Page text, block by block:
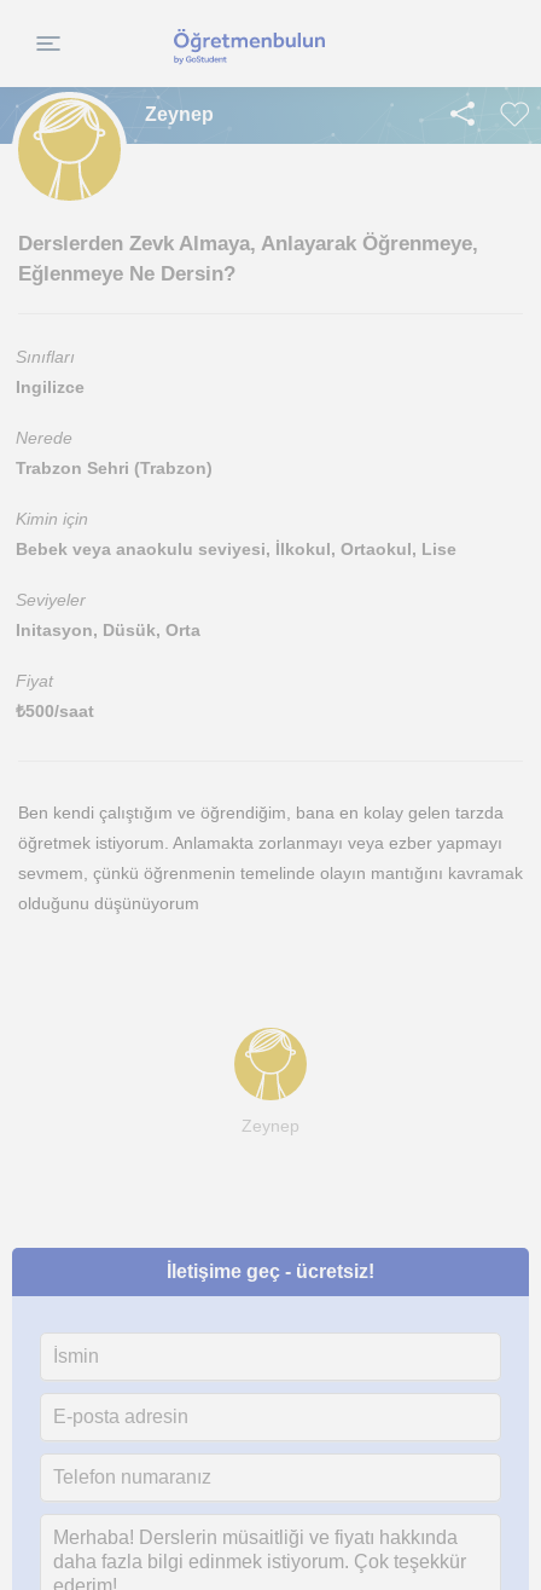
Zeynep
Derslerden Zevk Almaya, Anlayarak Öğrenmeye,
Eğlenmeye Ne Dersin?
Sınıfları
Ingilizce
Nerede
Trabzon Sehri (Trabzon)
Kimin için
Bebek veya anaokulu seviyesi, İlkokul, Ortaokul, Lise
Seviyeler
Initasyon, Düsük, Orta
Fiyat
₺500/saat
Ben kendi çalıştığım ve öğrendiğim, bana en kolay gelen tarzda
öğretmek istiyorum. Anlamakta zorlanmayı veya ezber yapmayı
sevmem, çünkü öğrenmenin temelinde olayın mantığını kavramak
olduğunu düşünüyorum
Zeynep
İletişime geç - ücretsiz!